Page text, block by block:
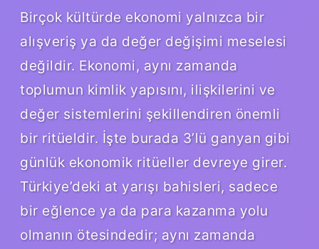
Birçok kültürde ekonomi yalnızca bir
alışveriş ya da değer değişimi meselesi
değildir. Ekonomi, aynı zamanda
toplumun kimlik yapısını, ilişkilerini ve
değer sistemlerini şekillendiren önemli
bir ritüeldir. İşte burada 3’lü ganyan gibi
günlük ekonomik ritüeller devreye girer.
Türkiye’deki at yarışı bahisleri, sadece
bir eğlence ya da para kazanma yolu
olmanın ötesindedir; aynı zamanda